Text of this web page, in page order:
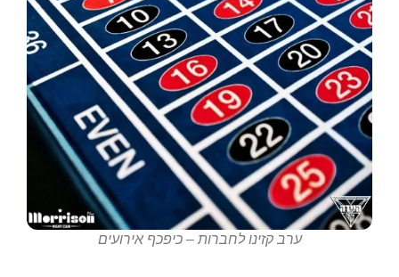
ערב קזינו לחברות – כיפכף אירועים